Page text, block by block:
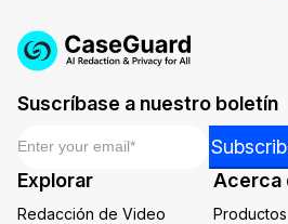
Suscríbase a nuestro boletín
Email
Email
Explorar
Redacción de Video
Acerca
Productos